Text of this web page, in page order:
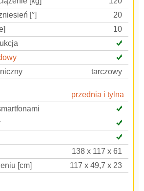
[°]
20
10
tarczowy
przednia i tylna
138 x 117 x 61
[cm]
117 x 49,7 x 23